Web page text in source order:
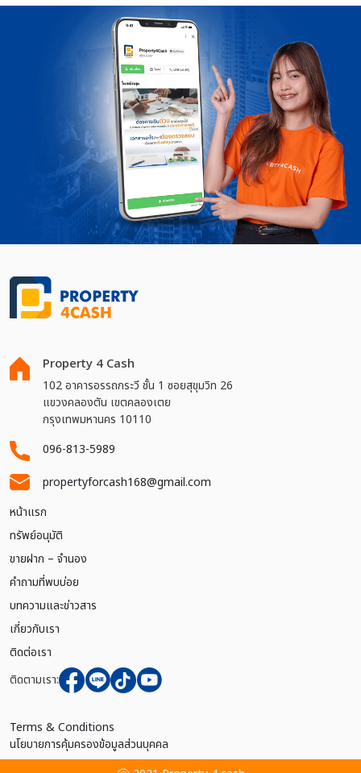
Property 4 Cash
102 อาคารอรรถกระวี ชั้น 1 ซอยสุขุมวิท 26
แขวงคลองตัน เขตคลองเตย
กรุงเทพมหานคร 10110
096-813-5989
propertyforcash168@gmail.com
หน้าแรก
ทรัพย์อนุมัติ
ขายฝาก – จำนอง
คำถามที่พบบ่อย
บทความและข่าวสาร
เกี่ยวกับเรา
ติดต่อเรา
ติดตามเรา:
Terms & Conditions
นโยบายการคุ้มครองข้อมูลส่วนบุคคล